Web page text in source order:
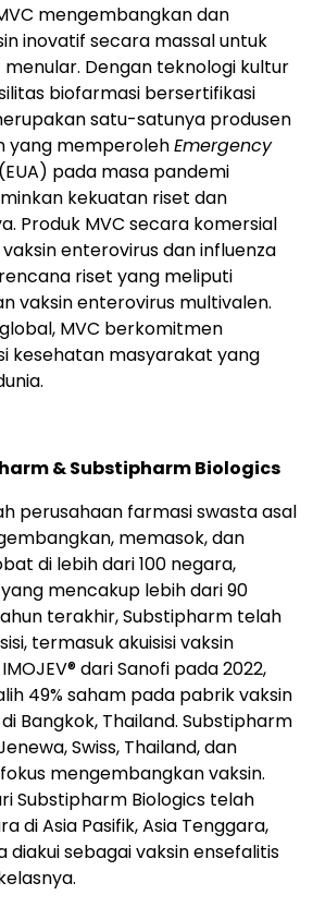
mengembangkan dan
inovatif secara massal untuk
Dengan teknologi kultur
biofarmasi bersertifikasi
satu-satunya produsen
yang memperolehEmergency
(EUA) pada masa pandemi
kekuatan riset dan
Produk MVC secara komersial
enterovirus dan influenza
riset yang meliputi
vaksin enterovirus multivalen.
MVC berkomitmen
kesehatan masyarakat yang
& Substipharm Biologics
perusahaan farmasi swasta asal
memasok, dan
di lebih dari 100 negara,
mencakup lebih dari 90
terakhir, Substipharm telah
termasuk akuisisi vaksin
dari Sanofi pada 2022,
49% saham pada pabrik vaksin
Bangkok, Thailand. Substipharm
Swiss, Thailand, dan
mengembangkan vaksin.
Substipharm Biologics telah
di Asia Pasifik, Asia Tenggara,
diakui sebagai vaksin ensefalitis